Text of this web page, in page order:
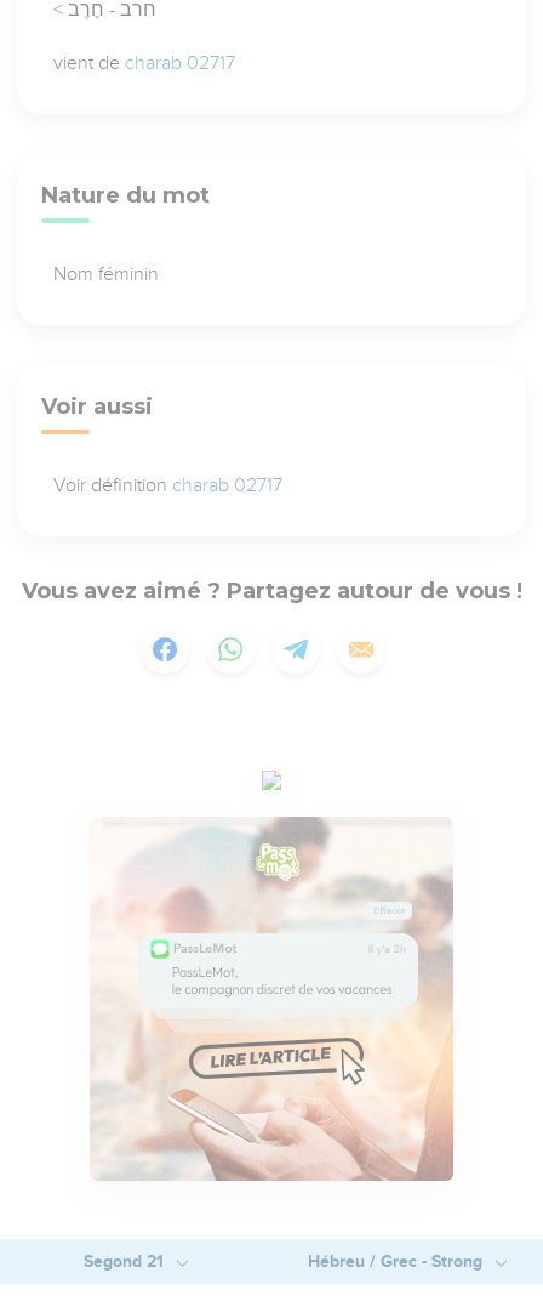
< חרב - חֶרֶב
vient de charab 02717
Nature du mot
Nom féminin
Voir aussi
Voir définition charab 02717
Vous avez aimé ? Partagez autour de vous !
Segond 21 Hébreu / Grec - Strong